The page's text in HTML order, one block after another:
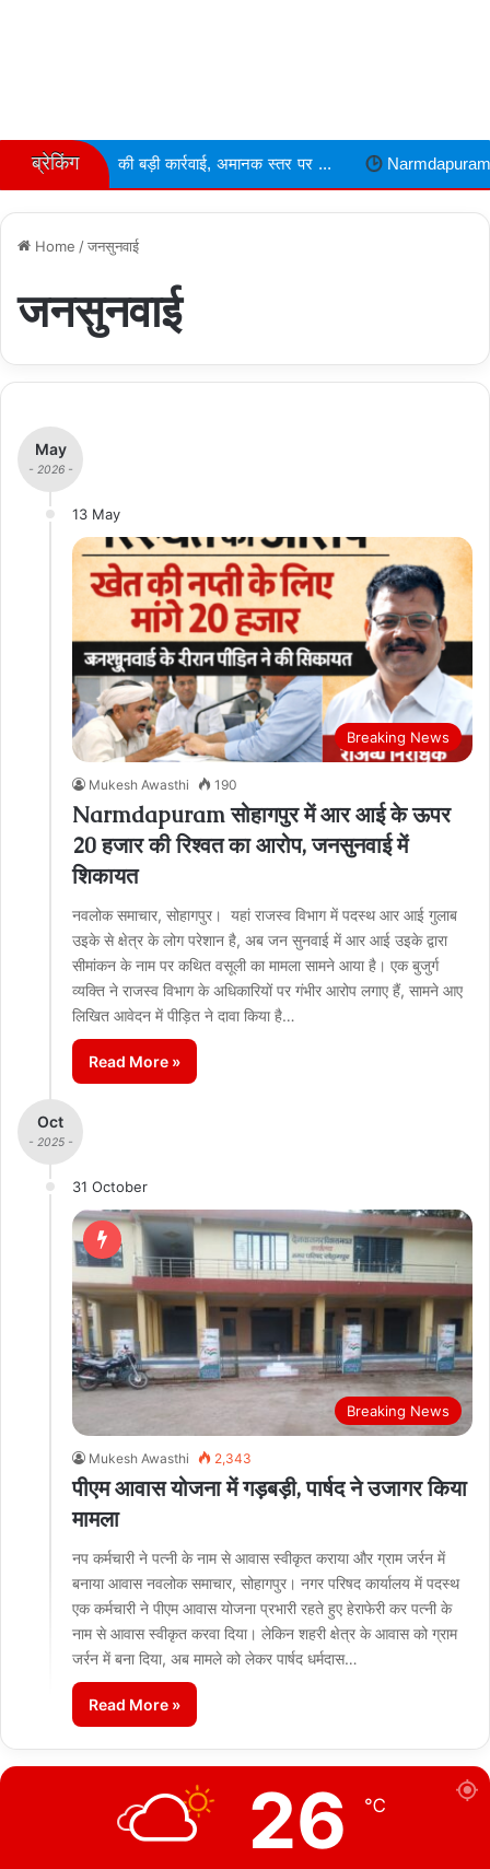
ब्रेकिंग
बड़ी कार्रवाई, अमानक स्तर पर ... Narmdapuram चरित्र शंका में
Home /जनसुनवाई
जनसुनवाई
May
- 2026 -
13 May
Breaking News
Mukesh Awasthi 190
Narmdapuram सोहागपुर में आर आई के ऊपर
20 हजार की रिश्वत का आरोप, जनसुनवाई में
शिकायत
नवलोक समाचार, सोहागपुर। यहां राजस्व विभाग में पदस्थ आर आई गुलाब
उइके से क्षेत्र के लोग परेशान है, अब जन सुनवाई में आर आई उइके द्वारा
सीमांकन के नाम पर कथित वसूली का मामला सामने आया है। एक बुजुर्ग
व्यक्ति ने राजस्व विभाग के अधिकारियों पर गंभीर आरोप लगाए हैं, सामने आए
लिखित आवेदन में पीड़ित ने दावा किया है…
Read More »
Oct
- 2025 -
31 October
Breaking News
Mukesh Awasthi 2,343
पीएम आवास योजना में गड़बड़ी, पार्षद ने उजागर किया
मामला
नप कर्मचारी ने पत्नी के नाम से आवास स्वीकृत कराया और ग्राम जर्रन में
बनाया आवास नवलोक समाचार, सोहागपुर। नगर परिषद कार्यालय में पदस्थ
एक कर्मचारी ने पीएम आवास योजना प्रभारी रहते हुए हेराफेरी कर पत्नी के
नाम से आवास स्वीकृत करवा दिया। लेकिन शहरी क्षेत्र के आवास को ग्राम
जर्रन में बना दिया, अब मामले को लेकर पार्षद धर्मदास…
Read More »
26 ℃